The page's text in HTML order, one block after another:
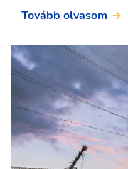
Tovább olvasom